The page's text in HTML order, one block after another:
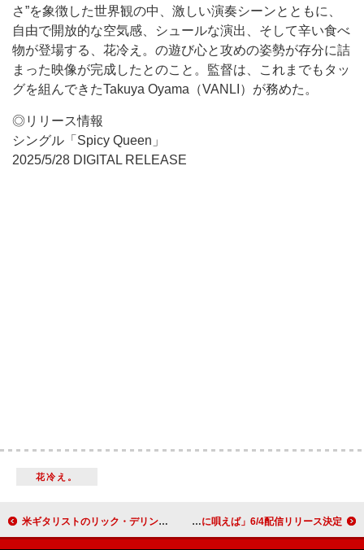
さ”を象徴した世界観の中、激しい演奏シーンとともに、
自由で開放的な空気感、シュールな演出、そして辛い食べ
物が登場する、花冷え。の遊び心と攻めの姿勢が存分に詰
まった映像が完成したとのこと。監督は、これまでもタッ
グを組んできたTakuya Oyama（VANLI）が務めた。
◎リリース情報
シングル「Spicy Queen」
2025/5/28 DIGITAL RELEASE
花冷え。
米ギタリストのリック・デリンジャーが77歳で死去、「Rock and Roll, Hoochie Koo」などを作曲 宮世琉弥、新曲「雨に唄えば」6/4配信リリース決定